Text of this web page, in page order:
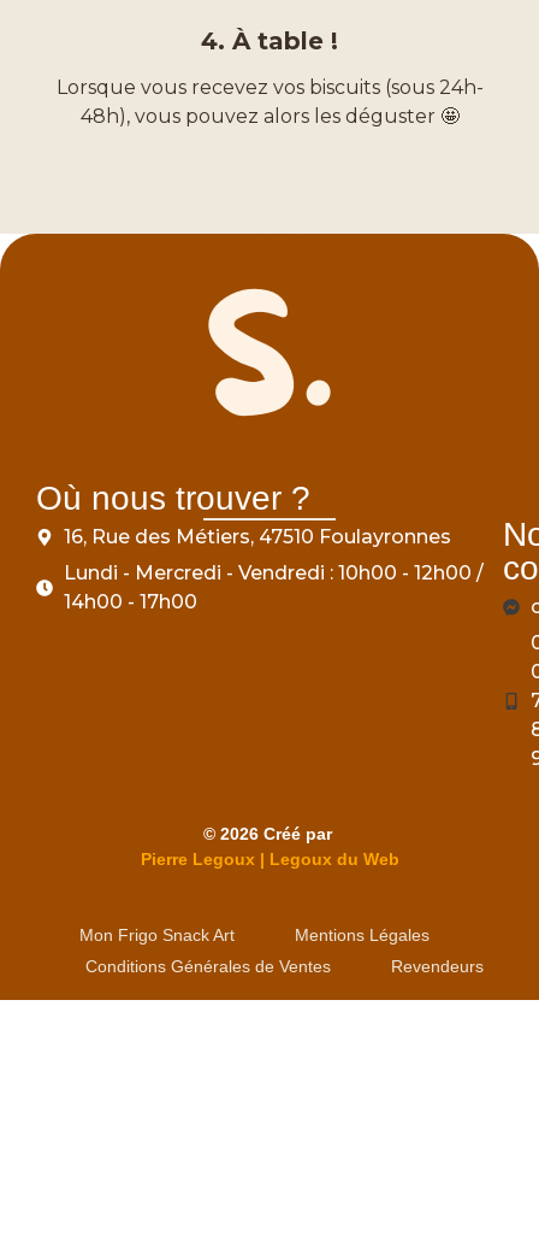
4. À table !
Lorsque vous recevez vos biscuits (sous 24h-
48h), vous pouvez alors les déguster 🤩
Où nous trouver ?
16, Rue des Métiers, 47510 Foulayronnes
Lundi - Mercredi - Vendredi : 10h00 - 12h00 /
14h00 - 17h00
© 2026 Créé par
Pierre Legoux | Legoux du Web
Mon Frigo Snack Art
Mentions Légales
Conditions Générales de Ventes
Revendeurs